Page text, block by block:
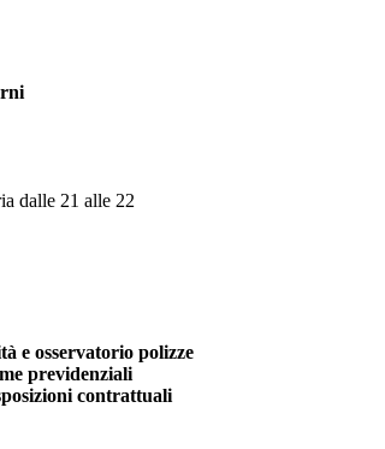
dalle 21 alle 22
e osservatorio polizze
previdenziali
contrattuali